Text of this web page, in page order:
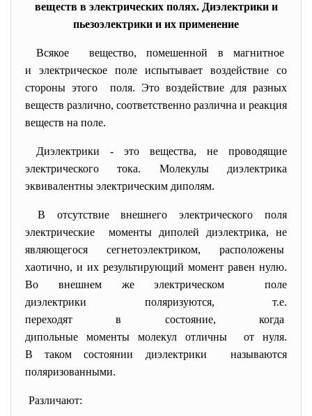
веществ в электрических полях. Диэлектрики и
пьезоэлектрики и их применение
Всякое вещество, помешенной в магнитное
и электрическое поле испытывает воздействие со
стороны этого поля. Это воздействие для разных
веществ различно, соответственно различна и реакция
веществ на поле.
Диэлектрики - это вещества, не проводящие
электрического тока. Молекулы диэлектрика
эквивалентны электрическим диполям.
В отсутствие внешнего электрического поля
электрические моменты диполей диэлектрика, не
являющегося сегнетоэлектриком, расположены
хаотично, и их результирующий момент равен нулю.
Во внешнем же электрическом поле
диэлектрики поляризуются, т.е.
переходят в состояние, когда
дипольные моменты молекул отличны от нуля.
В таком состоянии диэлектрики называются
поляризованными.
Различают: